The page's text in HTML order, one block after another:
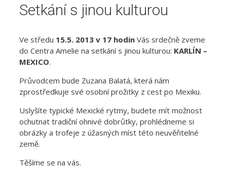
Setkání s jinou kulturou
Ve středu 15.5. 2013 v 17 hodin Vás srdečně zveme
do Centra Amelie na setkání s jinou kulturou: KARLÍN –
MEXICO.
Průvodcem bude Zuzana Balatá, která nám
zprostředkuje své osobní prožitky z cest po Mexiku.
Uslyšíte typické Mexické rytmy, budete mít možnost
ochutnat tradiční ohnivé dobrůtky, prohlédneme si
obrázky a trofeje z úžasných míst této neuvěřitelné
země.
Těšíme se na vás.